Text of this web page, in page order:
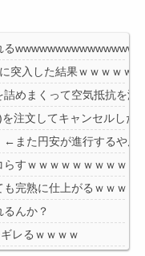
る
突入した結果ｗｗｗｗｗ
詰めまくって空気抵抗を
注文してキャンセルした
また円安が進行するやん
らすｗｗｗｗｗｗｗｗｗ
も完熟に仕上がるｗｗｗｗ
んか？
レるｗｗｗｗ